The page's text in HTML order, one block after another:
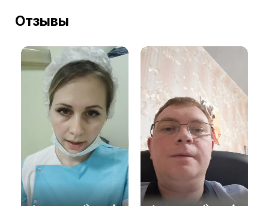
Отзывы